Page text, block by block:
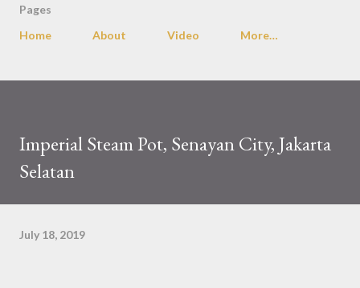
Pages
Home
About Video More…
Imperial Steam Pot, Senayan City, Jakarta
Selatan
July 18, 2019